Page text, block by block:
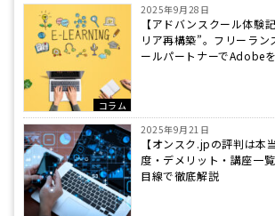
コラム
2025年9月28日
【アドバンスクール体験
リア再構築”。フリーラ
ールパートナーでAdobe
2025年9月21日
【オンスク.jpの評判は本
度・デメリット・講座一
目線で徹底解説